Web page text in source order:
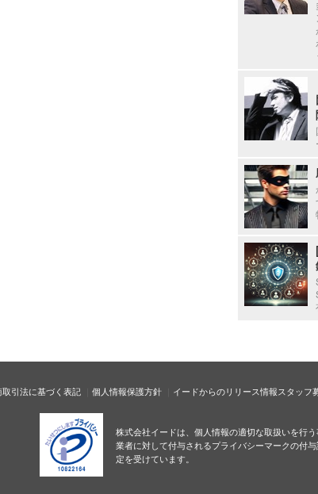
引法に基づく表記 個人情報保護方針 イードからのリリース情報スタッフ
株式会社イードは、個人情報の適切な取扱いを行
業者に対して付与されるプライバシーマークの付
定を受けています。